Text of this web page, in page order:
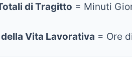
di Tragitto = Minuti
Vita Lavorativa = Ore